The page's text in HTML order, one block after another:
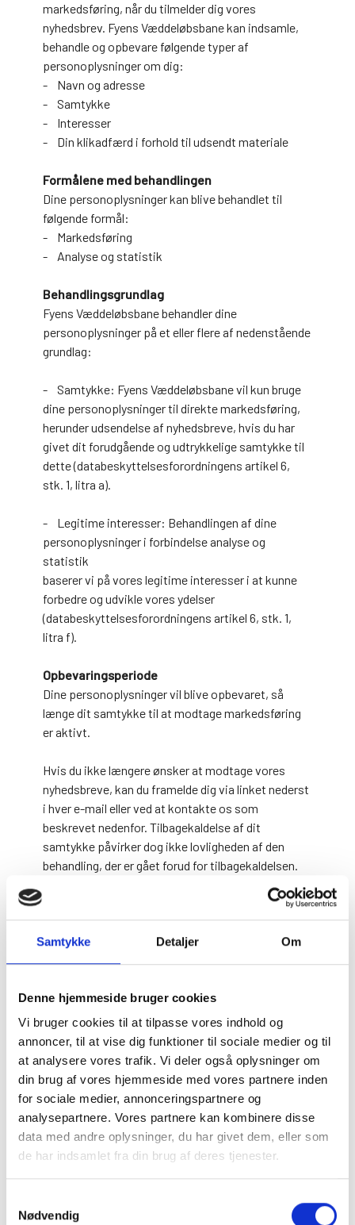
Samtykke Detaljer Om
Denne hjemmeside bruger cookies
Vi bruger cookies til at tilpasse vores indhold og
annoncer, til at vise dig funktioner til sociale medier og til
at analysere vores trafik. Vi deler også oplysninger om
din brug af vores hjemmeside med vores partnere inden
for sociale medier, annonceringspartnere og
analysepartnere. Vores partnere kan kombinere disse
data med andre oplysninger, du har givet dem, eller som
de har indsamlet fra din brug af deres tjenester.
personoplysninger i vores privatlivspolitik, som du
Nødvendig
markedsføring, når du tilmelder dig vores
nyhedsbrev. Fyens Væddeløbsbane kan indsamle,
behandle og opbevare følgende typer af
personoplysninger om dig:
- Navn og adresse
- Samtykke
- Interesser
- Din klikadfærd i forhold til udsendt materiale
Formålene med behandlingen
Dine personoplysninger kan blive behandlet til
følgende formål:
- Markedsføring
- Analyse og statistik
Behandlingsgrundlag
Fyens Væddeløbsbane behandler dine
personoplysninger på et eller flere af nedenstående
grundlag:
- Samtykke: Fyens Væddeløbsbane vil kun bruge
dine personoplysninger til direkte markedsføring,
herunder udsendelse af nyhedsbreve, hvis du har
givet dit forudgående og udtrykkelige samtykke til
dette (databeskyttelsesforordningens artikel 6,
stk. 1, litra a).
- Legitime interesser: Behandlingen af dine
personoplysninger i forbindelse analyse og
statistik
baserer vi på vores legitime interesser i at kunne
forbedre og udvikle vores ydelser
(databeskyttelsesforordningens artikel 6, stk. 1,
litra f).
Opbevaringsperiode
Dine personoplysninger vil blive opbevaret, så
længe dit samtykke til at modtage markedsføring
er aktivt.
Hvis du ikke længere ønsker at modtage vores
nyhedsbreve, kan du framelde dig via linket nederst
i hver e-mail eller ved at kontakte os som
beskrevet nedenfor. Tilbagekaldelse af dit
samtykke påvirker dog ikke lovligheden af den
behandling, der er gået forud for tilbagekaldelsen.
Dokumentation for dit samtykke opbevarer vi i to
år fra du har tilbagekaldt dit samtykke til at
modtage direkte markedsføringsmateriale.
Opbevaringsperioden er fastsat på baggrund af
at vi har udsendt direkte markedsføring i
overensstemmelse med gældende lovgivning
databeskyttelsesforordningens artikel 6, stk. 1, litra
f).
5. Hvis du er leverandør, erhvervskunde, eller
øvrig ekstern samarbejdspartner mv.
Dette afsnit indeholder politikken for Fyens
Væddeløbsbanes behandling af personoplysninger
og øvrige eksterne samarbejdspartnere m.v., der